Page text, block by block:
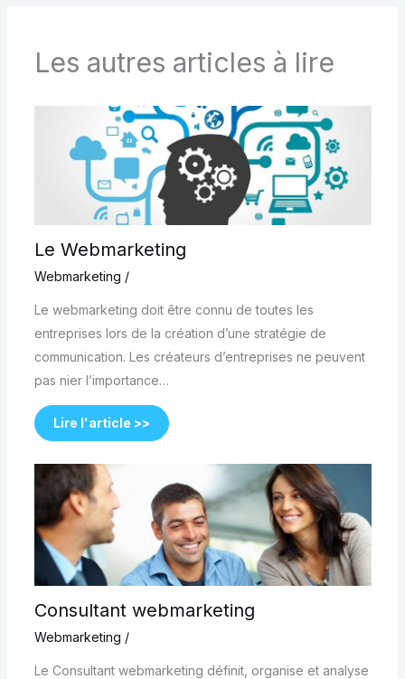
Les autres articles à lire
Le Webmarketing
Webmarketing /
Le webmarketing doit être connu de toutes les
entreprises lors de la création d’une stratégie de
communication. Les créateurs d’entreprises ne peuvent
pas nier l’importance…
Lire l'article >>
Consultant webmarketing
Webmarketing /
Le Consultant webmarketing définit, organise et analyse